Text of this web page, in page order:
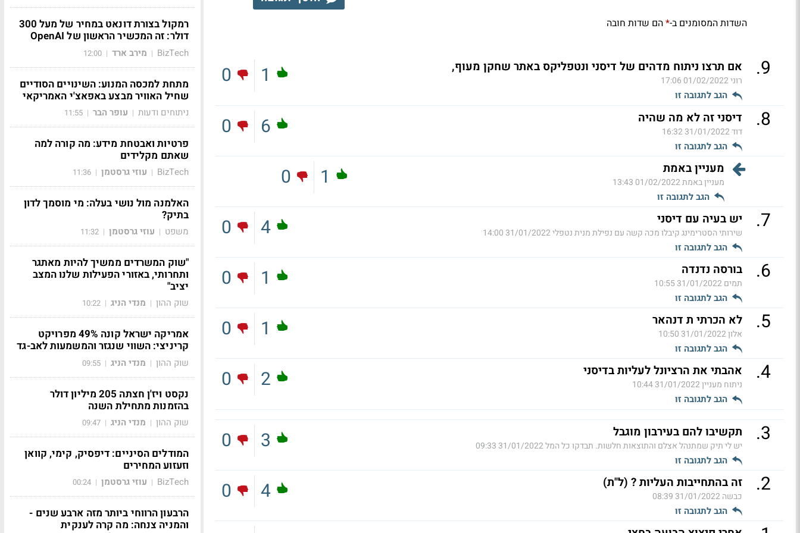
השדות המסומנים ב-*הם שדות חובה
9
. אם תרצו ניתוח מדהים של דיסני ונטפליקס באתר שחקן מעוף,
רוני01/02/2022 17:06
הגב לתגובה זו
1
0
8
. דיסני זה לא מה שהיה
דוד31/01/2022 16:32
הגב לתגובה זו
6
0
מעניין באמת
מעניין באמת01/02/2022 13:43
הגב לתגובה זו
1
0
7
. יש בעיה עם דיסני
שירותי הסטרימינג קיבלו מכה קשה עם נפילת מנית נטפלי31/01/2022 14:00
הגב לתגובה זו
4
0
6
. בורסה נדנדה
תמים31/01/2022 10:55
הגב לתגובה זו
1
0
5
. לא הכרתי ת דנהאר
אלון31/01/2022 10:50
הגב לתגובה זו
1
0
4
. אהבתי את הרציונל לעליות בדיסני
ניתוח מעניין31/01/2022 10:44
הגב לתגובה זו
2
0
3
. תקשיבו להם בעירבון מוגבל
יש לי תיק שמתנהל אצלם והתוצאות חלשות. תבדקו כל המל31/01/2022 09:33
הגב לתגובה זו
3
0
2
. זה בהתחייבות העליות ? (ל"ת)
כבשה31/01/2022 08:39
הגב לתגובה זו
4
0
רמקול בצורת דונאט במחיר של מעל 300
דולר: זה המכשיר הראשון של OpenAI
BizTech
| מירב ארד |
12:00
מתחת למכסה המנוע: השינויים הסודיים
שחיל האוויר מבצע באפאצ'י האמריקאי
ניתוחים ודעות | עופר הבר |
11:55
פרטיות ואבטחת מידע: מה קורה למה
שאתם מקלידים
BizTech
| עוזי גרסטמן |
11:36
האלמנה מול נושי בעלה: מי מוסמך לדון
בתיק?
משפט | עוזי גרסטמן |
11:32
"שוק המשרדים ממשיך להיות מאתגר
ותחרותי, באזורי הפעילות שלנו המצב
יציב"
שוק ההון | מנדי הניג |
10:22
אמריקה ישראל קונה 49% מפרויקט
קריניצי: השווי שנגזר והמשמעות לאב-גד
שוק ההון | מנדי הניג |
09:55
נקסט ויז'ן חצתה 205 מיליון דולר
בהזמנות מתחילת השנה
שוק ההון | מנדי הניג |
09:47
המודלים הסיניים: דיפסיק, קימי, קוואן
וזעזוע המחירים
BizTech
| עוזי גרסטמן |
00:24
הרבעון הרווחי ביותר מזה ארבע שנים -
והמניה צנחה: מה קרה לענקית